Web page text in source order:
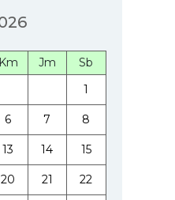
Km Jm
Sb
1
6 7 8
13 14 15
20 21 22